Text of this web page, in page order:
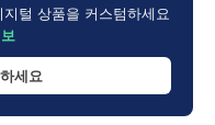
털 상품을 커스텀하세요
세요